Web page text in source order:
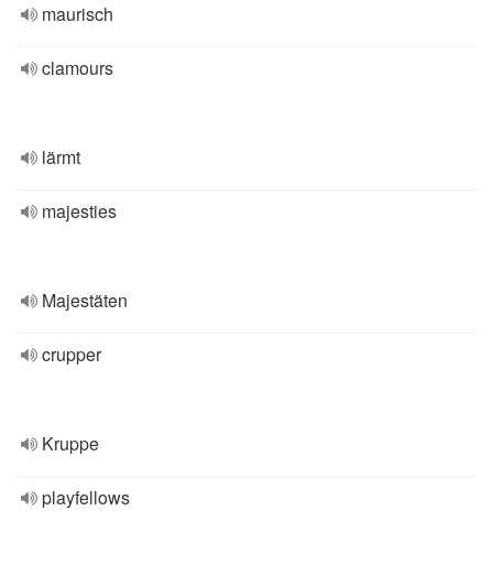
maurisch
clamours
lärmt
majesties
Majestäten
crupper
Kruppe
playfellows